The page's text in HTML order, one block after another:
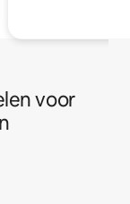
voor